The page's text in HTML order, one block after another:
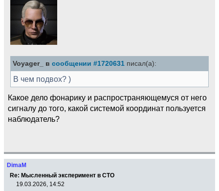
Voyager_ в сообщении #1720631 писал(а):
В чем подвох? )
Какое дело фонарику и распространяющемуся от него
сигналу до того, какой системой координат пользуется
наблюдатель?
DimaM
Re: Мысленный эксперимент в СТО
19.03.2026, 14:52